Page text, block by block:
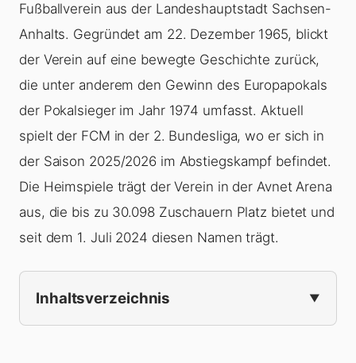
Fußballverein aus der Landeshauptstadt Sachsen-
Anhalts. Gegründet am 22. Dezember 1965, blickt
der Verein auf eine bewegte Geschichte zurück,
die unter anderem den Gewinn des Europapokals
der Pokalsieger im Jahr 1974 umfasst. Aktuell
spielt der FCM in der 2. Bundesliga, wo er sich in
der Saison 2025/2026 im Abstiegskampf befindet.
Die Heimspiele trägt der Verein in der Avnet Arena
aus, die bis zu 30.098 Zuschauern Platz bietet und
seit dem 1. Juli 2024 diesen Namen trägt.
Inhaltsverzeichnis